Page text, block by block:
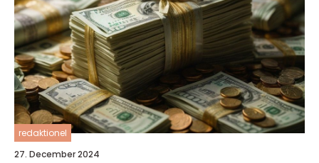
redaktionel
27. December 2024